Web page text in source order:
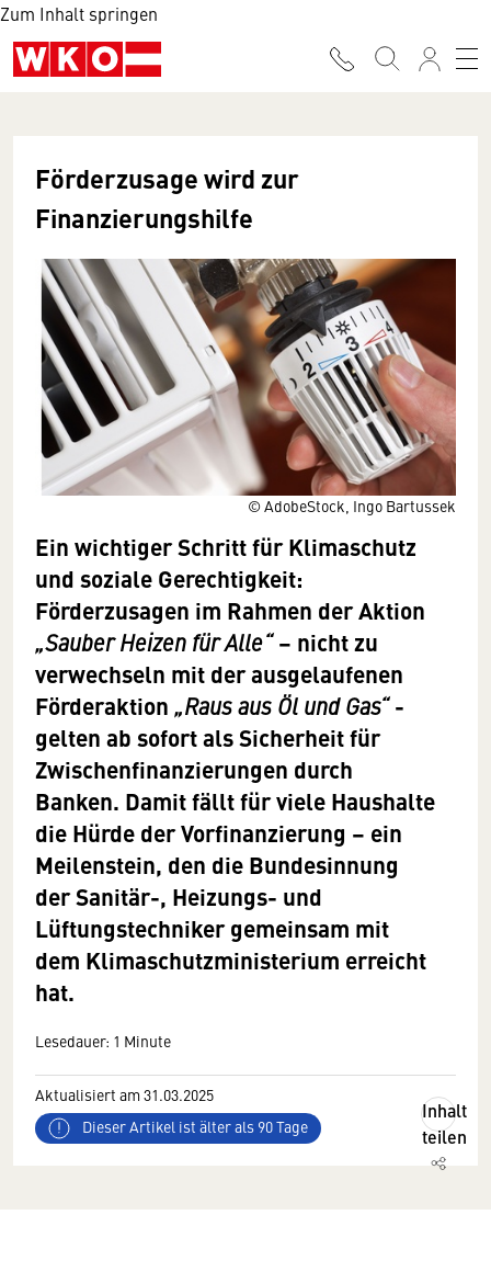
Zum Inhalt springen
© AdobeStock, Ingo Bartussek
Förderzusage wird zur
Finanzierungshilfe
Ein wichtiger Schritt für Klimaschutz
und soziale Gerechtigkeit:
Förderzusagen im Rahmen der Aktion
„Sauber Heizen für Alle“– nicht zu
verwechseln mit der ausgelaufenen
Förderaktion „Raus aus Öl und Gas“-
gelten ab sofort als Sicherheit für
Zwischenfinanzierungen durch
Banken. Damit fällt für viele Haushalte
die Hürde der Vorfinanzierung – ein
Meilenstein, den die Bundesinnung
der Sanitär-, Heizungs- und
Lüftungstechniker gemeinsam mit
dem Klimaschutzministerium erreicht
hat.
Lesedauer: 1 Minute
Aktualisiert am 31.03.2025
Dieser Artikel ist älter als 90 Tage
Inhalt
teilen